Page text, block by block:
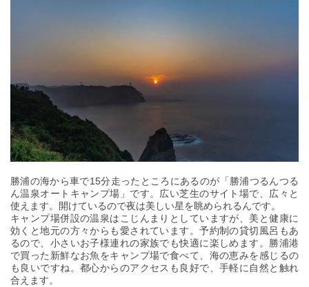
勝浦の海から車で15分走ったところにあるのが「勝浦つるんつる
ん温泉オートキャンプ場」です。広い芝生のサイト場で、広々と
使えます。開けているので夜は美しい星を眺められるんです。
キャンプ場併設の温泉はこじんまりとしていますが、美と健康に
効くと地元の方々からも愛されています。予約制の貸切風呂もあ
るので、小さいお子様連れの家族でも快適に楽しめます。勝浦港
で買った新鮮なお魚をキャンプ場で食べて、海の恵みを感じるの
も良いですね。都心からのアクセスも良好で、手軽に自然と触れ
合えます。